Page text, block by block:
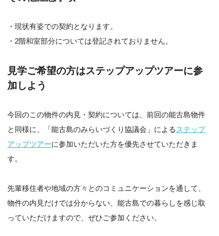
・現状有姿での契約となります。
・2階和室部分については登記されておりません。
見学ご希望の方はステップアップツアーに参
加しよう
今回のこの物件の内見・契約については、前回の能古島物件
と同様に、「能古島のみらいづくり協議会」による ステップ
アップツアーに参加いただいた方を優先させていただきま
す。
先輩移住者や地域の方々とのコミュニケーションを通して、
物件の内見だけでは分からない、能古島での暮らしを感じ取
っていただけますので、ぜひご参加ください。